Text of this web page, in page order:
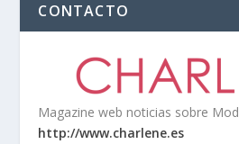
CONTACTO
Magazine web noticias sobre
http://www.charlene.es